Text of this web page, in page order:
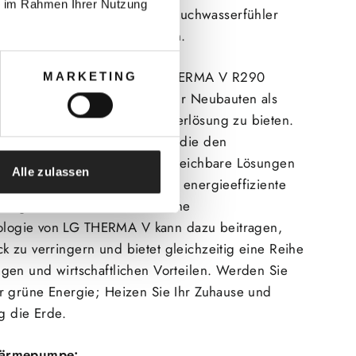
Rahmen Ihrer Nutzung
MARKETING
Alle zulassen
und dem LG Brauchwasserfühler
Komponenten enthalten.
LG THERMA V R290
entwickelt, um sowohl für Neubauten als
eine Raum- und Warmwasserlösung zu bieten.
marktführende Technologie, die den
minimieren kann als vergleichbare Lösungen
Sie die umweltbewusste, energieeffiziente
von LG. Die fortschrittliche
von LG THERMA V kann dazu beitragen,
zu verringern und bietet gleichzeitig eine Reihe
und wirtschaftlichen Vorteilen. Werden Sie
grüne Energie; Heizen Sie Ihr Zuhause und
die Erde.